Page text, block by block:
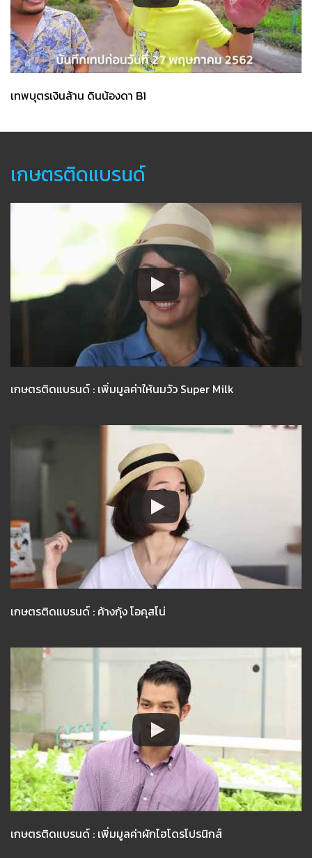
เทพบุตรเงินล้าน ดินน้องดา B1
เกษตรติดแบรนด์
เกษตรติดแบรนด์ : เพิ่มมูลค่าให้นมวัว Super Milk
เกษตรติดแบรนด์ : ค้างกุ้ง โอคุสโน่
เกษตรติดแบรนด์ : เพิ่มมูลค่าผักไฮโดรโปรนิกส์